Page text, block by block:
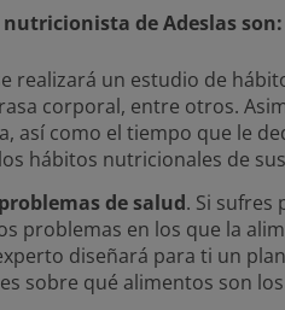
de Adeslas son:
realizará un estudio de
corporal, entre otros.
así como el tiempo que le
hábitos nutricionales de
de salud. Si sufres
problemas en los que la
diseñará para ti un
sobre qué alimentos son